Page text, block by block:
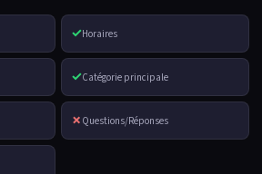
✓Horaires
✓Catégorie principale
✗ Questions/Réponses